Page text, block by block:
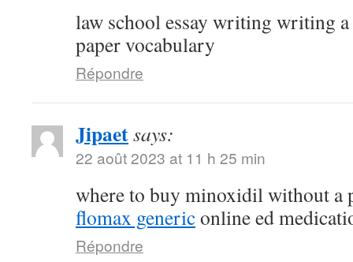
law school essay writing writing a
paper vocabulary
Répondre
Jipaetsays:
22 août 2023 at 11 h 25 min
where to buy minoxidil without
flomax genericonline ed
Répondre